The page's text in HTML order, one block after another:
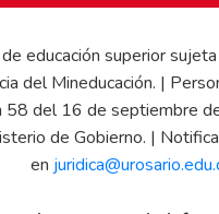
educación superior
del Mineducación. |
58 del 16 de septiembre
de Gobierno. |
en